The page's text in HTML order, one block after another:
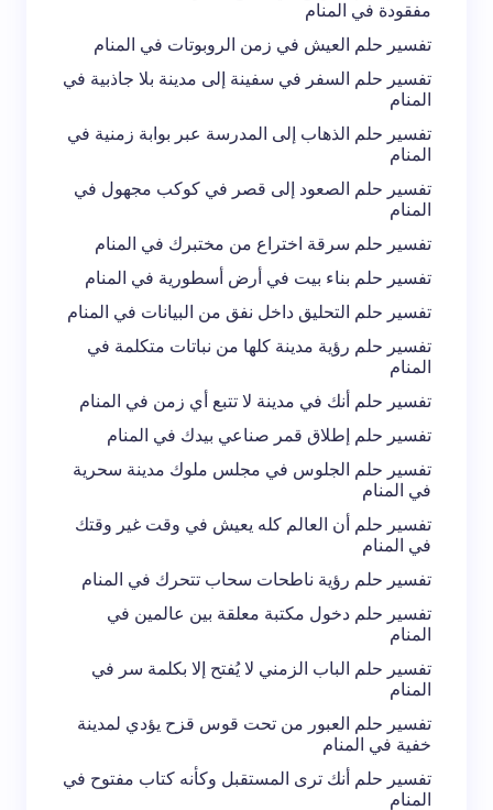
مفقودة في المنام
تفسير حلم العيش في زمن الروبوتات في المنام
تفسير حلم السفر في سفينة إلى مدينة بلا جاذبية في
المنام
تفسير حلم الذهاب إلى المدرسة عبر بوابة زمنية في
المنام
تفسير حلم الصعود إلى قصر في كوكب مجهول في
المنام
تفسير حلم سرقة اختراع من مختبرك في المنام
تفسير حلم بناء بيت في أرض أسطورية في المنام
تفسير حلم التحليق داخل نفق من البيانات في المنام
تفسير حلم رؤية مدينة كلها من نباتات متكلمة في
المنام
تفسير حلم أنك في مدينة لا تتبع أي زمن في المنام
تفسير حلم إطلاق قمر صناعي بيدك في المنام
تفسير حلم الجلوس في مجلس ملوك مدينة سحرية
في المنام
تفسير حلم أن العالم كله يعيش في وقت غير وقتك
في المنام
تفسير حلم رؤية ناطحات سحاب تتحرك في المنام
تفسير حلم دخول مكتبة معلقة بين عالمين في
المنام
تفسير حلم الباب الزمني لا يُفتح إلا بكلمة سر في
المنام
تفسير حلم العبور من تحت قوس قزح يؤدي لمدينة
خفية في المنام
تفسير حلم أنك ترى المستقبل وكأنه كتاب مفتوح في
المنام